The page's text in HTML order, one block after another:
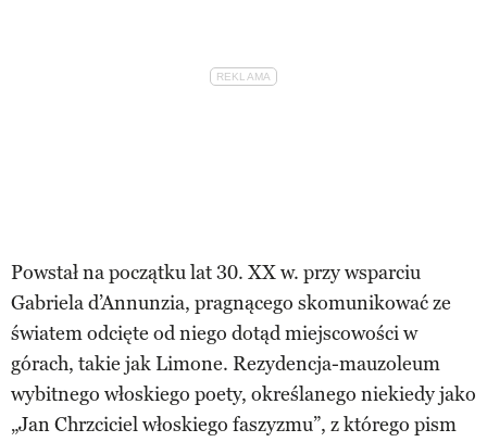
Powstał na początku lat 30. XX w. przy wsparciu
Gabriela d’Annunzia, pragnącego skomunikować ze
światem odcięte od niego dotąd miejscowości w
górach, takie jak Limone. Rezydencja-mauzoleum
wybitnego włoskiego poety, określanego niekiedy jako
„Jan Chrzciciel włoskiego faszyzmu”, z którego pism